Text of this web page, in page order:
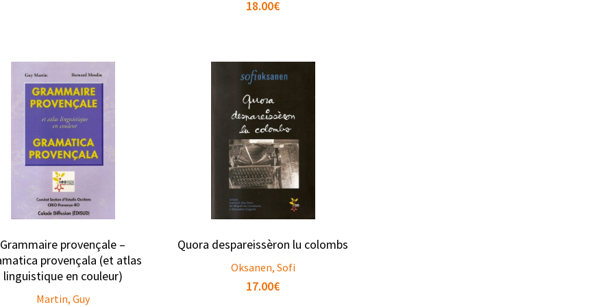
18.00€
Grammaire provençale –
provençala (et atlas
linguistique en couleur)
Martin, Guy
Quora despareissèron lu colombs
Oksanen, Sofi
17.00€